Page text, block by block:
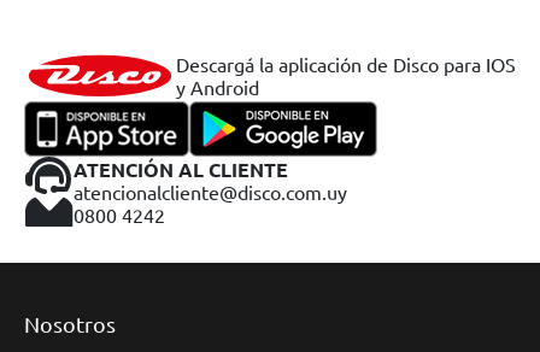
Descargá la aplicación de Disco para IOS
y Android
ATENCIÓN AL CLIENTE
atencionalcliente@disco.com.uy
0800 4242
Nosotros